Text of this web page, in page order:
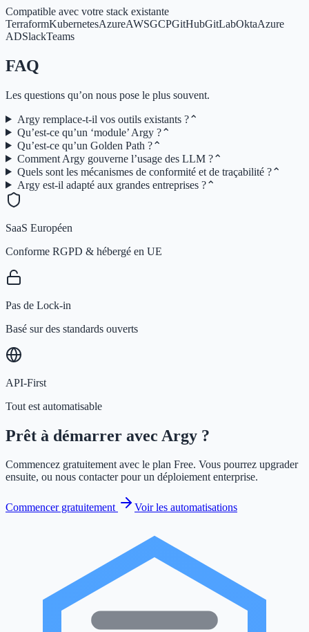
Compatible avec votre stack existante
TerraformKubernetesAzureAWSGCPGitHubGitLabOktaAzure
ADSlackTeams
FAQ
Les questions qu’on nous pose le plus souvent.
Argy remplace‑t‑il vos outils existants ?⌃
Qu’est‑ce qu’un ‘module’ Argy ?⌃
Qu’est‑ce qu’un Golden Path ?⌃
Comment Argy gouverne l’usage des LLM ?⌃
Quels sont les mécanismes de conformité et de traçabilité ?⌃
Argy est-il adapté aux grandes entreprises ?⌃
SaaS Européen
Conforme RGPD & hébergé en UE
Pas de Lock-in
Basé sur des standards ouverts
API-First
Tout est automatisable
Prêt à démarrer avec Argy ?
Commencez gratuitement avec le plan Free. Vous pourrez upgrader
ensuite, ou nous contacter pour un déploiement enterprise.
Commencer gratuitement Voir les automatisations